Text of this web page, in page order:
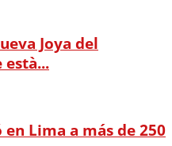
Joya del
està...
Lima a más de 250